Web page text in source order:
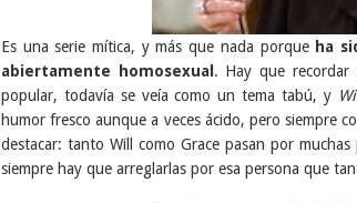
Es una serie mítica, y más que nada porque ha
abiertamente homosexual . Hay que recordar
popular, todavía se veía como un tema tabú, y
humor fresco aunque a veces ácido, pero siempre
destacar: tanto Will como Grace pasan por
siempre hay que arreglarlas por esa persona que